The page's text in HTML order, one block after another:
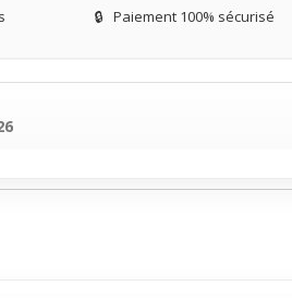
🔒 Paiement 100% sécurisé